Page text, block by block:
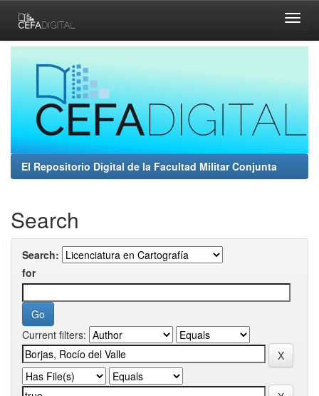
navigation
El Repositorio Digital de la Facultad Militar Conjunta
Search
Search:
for
Current filters: